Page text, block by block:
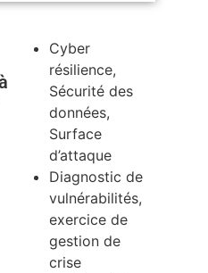
Cyber
résilience,
Sécurité des
données,
Surface
d’attaque
Diagnostic de
vulnérabilités,
exercice de
gestion de
crise